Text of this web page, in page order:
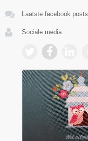
Laatste facebook posts
Sociale media: